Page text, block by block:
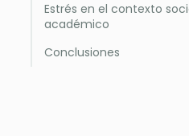
Estrés en el contexto
académico
Conclusiones